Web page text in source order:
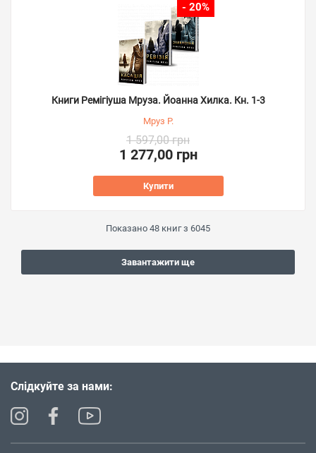
- 20%
Книги Ремігіуша Мруза. Йоанна Хилка. Кн. 1-3
Мруз Р.
1 597,00 грн
1 277,00 грн
Купити
Показано 48 книг з 6045
Завантажити ще
Слідкуйте за нами: